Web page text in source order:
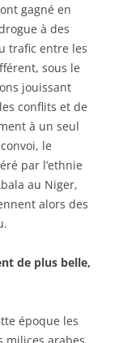
gagné en
à des
trafic entre les
sous le
jouissant
conflits et de
à un seul
le
par l’ethnie
au Niger,
alors des
de plus belle,
époque les